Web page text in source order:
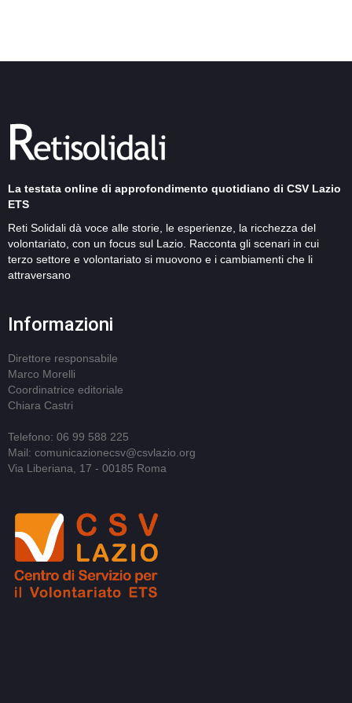
La testata online di approfondimento quotidiano di CSV Lazio
ETS
Reti Solidali dà voce alle storie, le esperienze, la ricchezza del
volontariato, con un focus sul Lazio. Racconta gli scenari in cui
terzo settore e volontariato si muovono e i cambiamenti che li
attraversano
Informazioni
Direttore responsabile
Marco Morelli
Coordinatrice editoriale
Chiara Castri
Telefono: 06 99 588 225
Mail: comunicazionecsv@csvlazio.org
Via Liberiana, 17 - 00185 Roma